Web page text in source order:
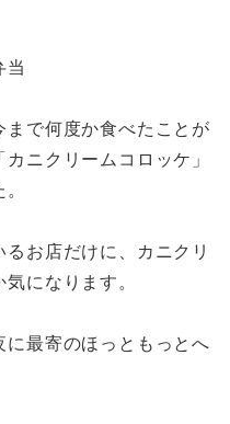
当
まで何度か食べたことが
ニクリームコロッケ」
お店だけに、カニクリ
になります。
に最寄のほっともっとへ